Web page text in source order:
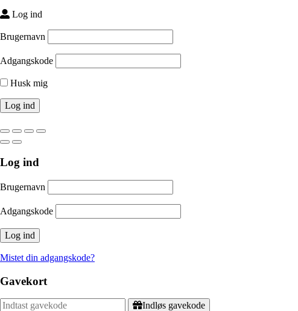
Log ind
Brugernavn
Adgangskode
Husk mig
Log ind
Brugernavn
Adgangskode
Mistet din adgangskode?
Gavekort
Indløs gavekode